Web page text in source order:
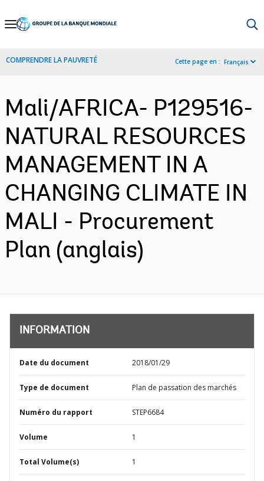
Skip
Navigation
COMPRENDRE LA PAUVRETÉ Cette page en : Français
Mali/AFRICA- P129516-
NATURAL RESOURCES
MANAGEMENT IN A
CHANGING CLIMATE IN
MALI - Procurement
Plan (anglais)
INFORMATION
Date du document 2018/01/29
Type de document Plan de passation des marchés
Numéro du rapport STEP6684
Volume 1
Total Volume(s) 1